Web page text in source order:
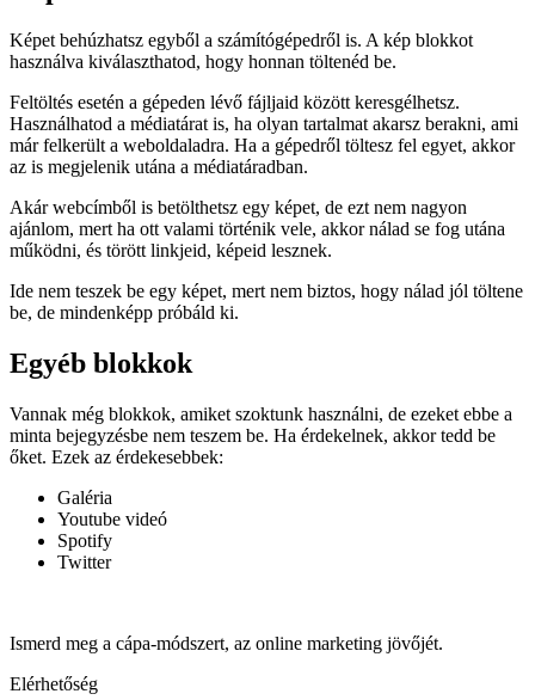
Képet behúzhatsz egyből a számítógépedről is. A kép blokkot
használva kiválaszthatod, hogy honnan töltenéd be.
Feltöltés esetén a gépeden lévő fájljaid között keresgélhetsz.
Használhatod a médiatárat is, ha olyan tartalmat akarsz berakni, ami
már felkerült a weboldaladra. Ha a gépedről töltesz fel egyet, akkor
az is megjelenik utána a médiatáradban.
Akár webcímből is betölthetsz egy képet, de ezt nem nagyon
ajánlom, mert ha ott valami történik vele, akkor nálad se fog utána
működni, és törött linkjeid, képeid lesznek.
Ide nem teszek be egy képet, mert nem biztos, hogy nálad jól töltene
be, de mindenképp próbáld ki.
Egyéb blokkok
Vannak még blokkok, amiket szoktunk használni, de ezeket ebbe a
minta bejegyzésbe nem teszem be. Ha érdekelnek, akkor tedd be
őket. Ezek az érdekesebbek:
Galéria
Youtube videó
Spotify
Twitter
Ismerd meg a cápa-módszert, az online marketing jövőjét.
Elérhetőség